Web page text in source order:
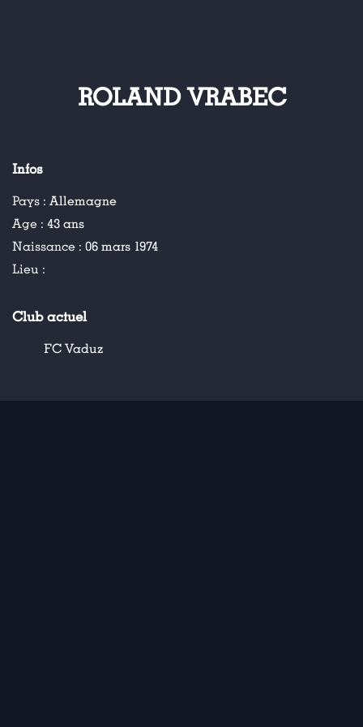
ROLAND VRABEC
Infos
Pays : Allemagne
Age : 43 ans
Naissance : 06 mars 1974
Lieu :
Club actuel
FC Vaduz